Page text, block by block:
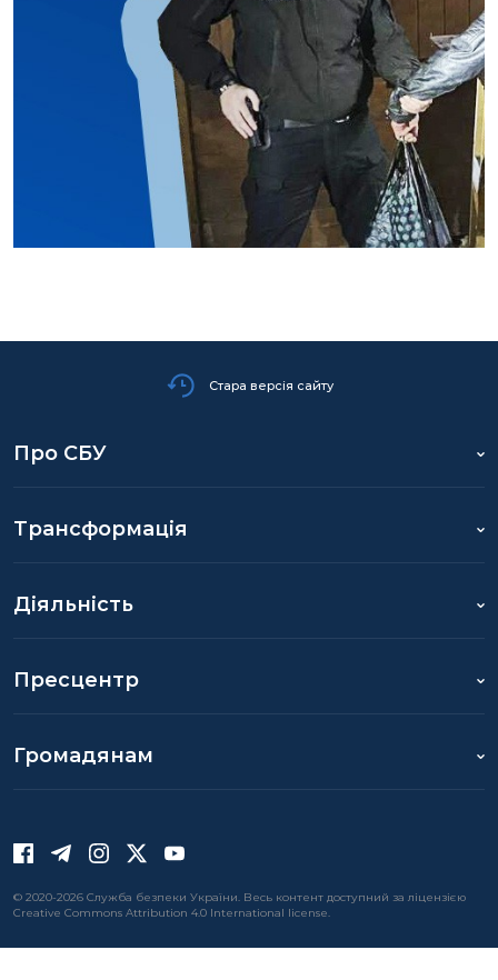
Стара версія сайту
Про СБУ
Трансформація
Діяльність
Пресцентр
Громадянам
© 2020-2026 Служба безпеки України. Весь контент доступний за ліцензією
Creative Commons Attribution 4.0 International license.